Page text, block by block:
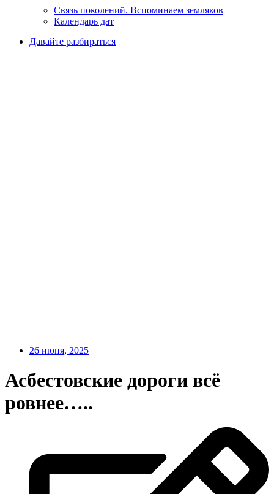
Связь поколений. Вспоминаем земляков
Календарь дат
Давайте разбираться
26 июня, 2025
Асбестовские дороги всё
ровнее…..